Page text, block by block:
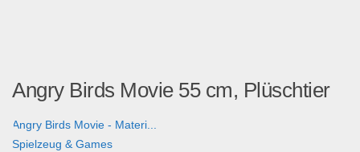
Angry Birds Movie 55 cm, Plüschtier
Angry Birds Movie - Materi...
Spielzeug & Games